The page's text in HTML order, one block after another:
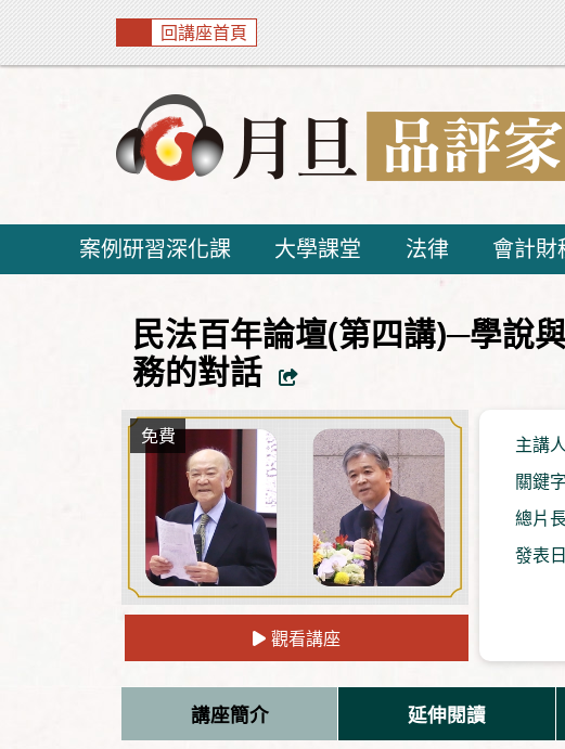
回講座首頁
案例研習深化課 大學課堂 法律 會計財
民法百年論壇(第四講)─學說
務的對話
觀看講座
主講人
關鍵字
總片
發表
講座簡介 延伸閱讀